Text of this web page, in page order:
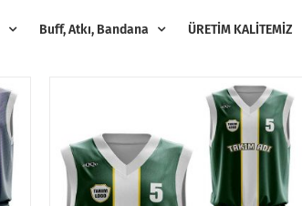
Buff, Atkı, Bandana ÜRETİM KALİTEMİZ